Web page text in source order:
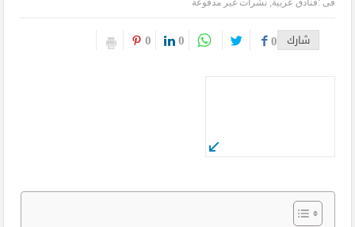
فى :فنادق عربية,نشرات غير مدفوعة
شارك 0
0
0